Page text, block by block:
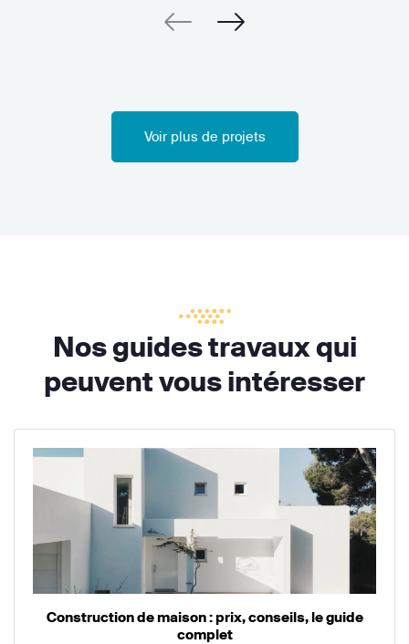
Voir plus de projets
Nos guides travaux qui
peuvent vous intéresser
Construction de maison : prix, conseils, le guide
complet